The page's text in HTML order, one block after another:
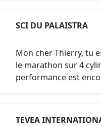
SCI DU PALAISTRA
Mon cher Thierry, tu
le marathon sur 4
performance est
TEVEA